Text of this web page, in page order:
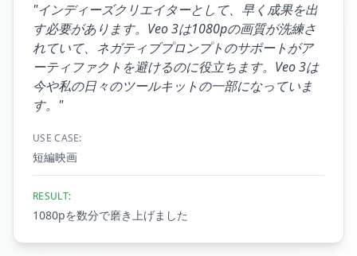
"インディーズクリエイターとして、早く成果を出
す必要があります。Veo 3は1080pの画質が洗練さ
れていて、ネガティブプロンプトのサポートがア
ーティファクトを避けるのに役立ちます。Veo 3は
今や私の日々のツールキットの一部になっていま
す。 "
USE CASE:
短編映画
RESULT:
1080pを数分で磨き上げました